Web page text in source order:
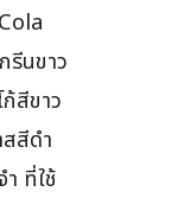
รีนขาว
สีขาว
สีดำ
ที่ใช้